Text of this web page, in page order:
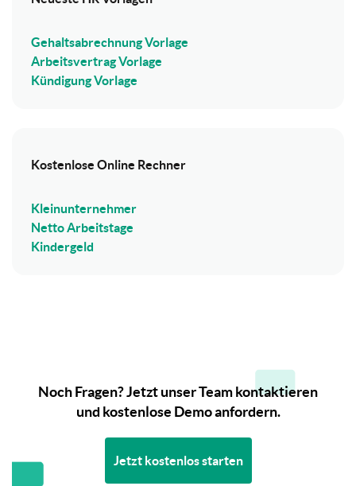
Gehaltsabrechnung Vorlage
Arbeitsvertrag Vorlage
Kündigung Vorlage
Kostenlose Online Rechner
Kleinunternehmer
Netto Arbeitstage
Kindergeld
Noch Fragen? Jetzt unser Team kontaktieren
und kostenlose Demo anfordern.
Jetzt kostenlos starten